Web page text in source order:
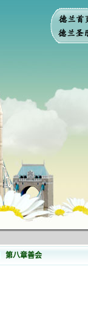
第八章善会